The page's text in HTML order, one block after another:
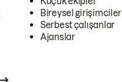
Bireysel girişimciler
Serbest çalışanlar
Ajanslar